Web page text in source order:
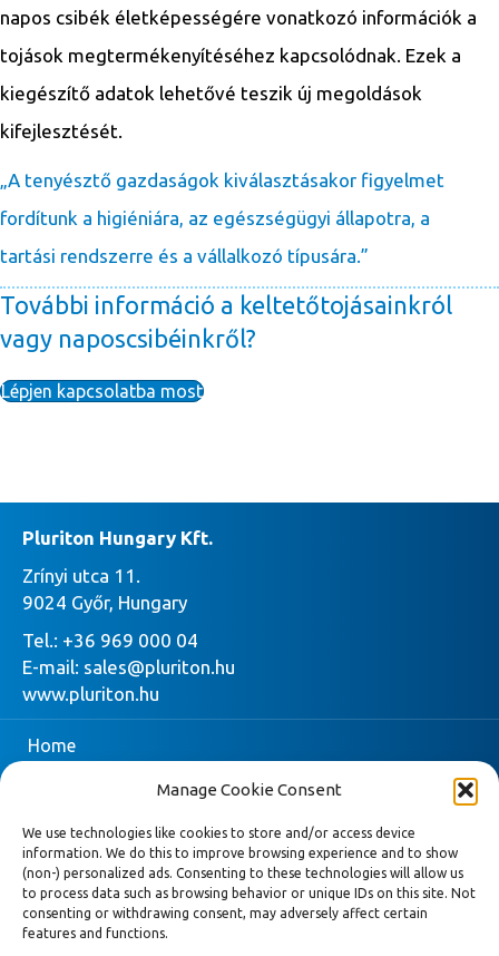
Manage Cookie Consent
We use technologies like cookies to store and/or access device
information. We do this to improve browsing experience and to show
(non-) personalized ads. Consenting to these technologies will allow us
to process data such as browsing behavior or unique IDs on this site. Not
consenting or withdrawing consent, may adversely affect certain
features and functions.
napos csibék életképességére vonatkozó információk a
tojások megtermékenyítéséhez kapcsolódnak. Ezek a
kiegészítő adatok lehetővé teszik új megoldások
kifejlesztését.
„A tenyésztő gazdaságok kiválasztásakor figyelmet
fordítunk a higiéniára, az egészségügyi állapotra, a
tartási rendszerre és a vállalkozó típusára.”
További információ a keltetőtojásainkról
vagy naposcsibéinkről?
Lépjen kapcsolatba most
Pluriton Hungary Kft.
Zrínyi utca 11.
9024 Győr, Hungary
Tel.: +36 969 000 04
E-mail: sales@pluriton.hu
www.pluriton.hu
Home
Pluriton
Most kérjen árajánlatot
Hírek